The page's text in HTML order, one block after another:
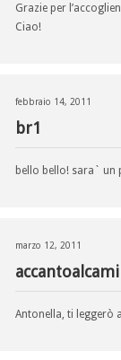
Grazie per
Ciao!
febbraio 14, 2011
br1
bello bello! sara` un
marzo 12, 2011
Antonella, ti leggerò